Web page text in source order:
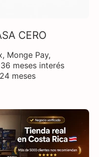
CERO
Monge Pay,
meses interés
meses